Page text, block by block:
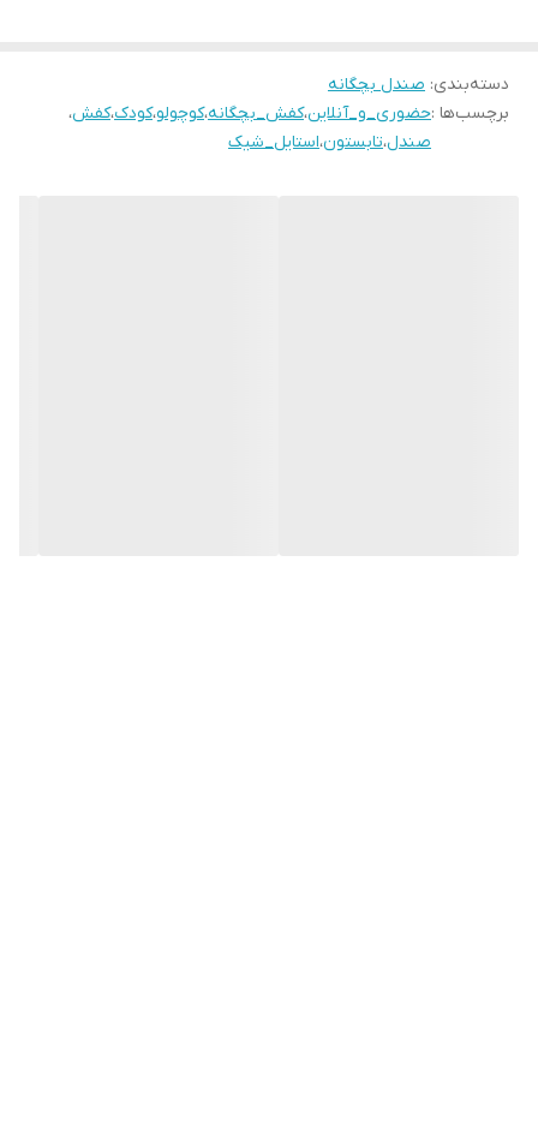
۲۸ مناسب پای ۱۸ سانــت
۲۹ مناسب پای ۱۸.۵سانـت
دسته‌بندی: صندل بچگانه
برچسب‌ها :حضوری_و_آنلاین،کفش_بچگانه،کوچولو،کودک،کفش،
صندل،تابستون،استایل_شیک